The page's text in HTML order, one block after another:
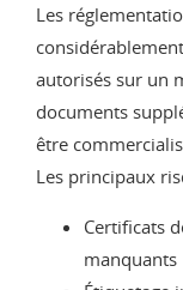
Les
autorisés sur un
documents
être
Les principaux
Certificats
manquants